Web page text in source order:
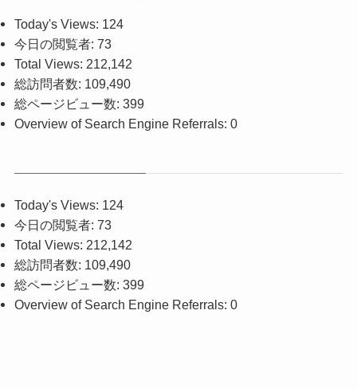
Today's Views: 124
今日の閲覧者: 73
Total Views: 212,142
総訪問者数: 109,490
総ページビュー数: 399
Overview of Search Engine Referrals: 0
Today's Views: 124
今日の閲覧者: 73
Total Views: 212,142
総訪問者数: 109,490
総ページビュー数: 399
Overview of Search Engine Referrals: 0